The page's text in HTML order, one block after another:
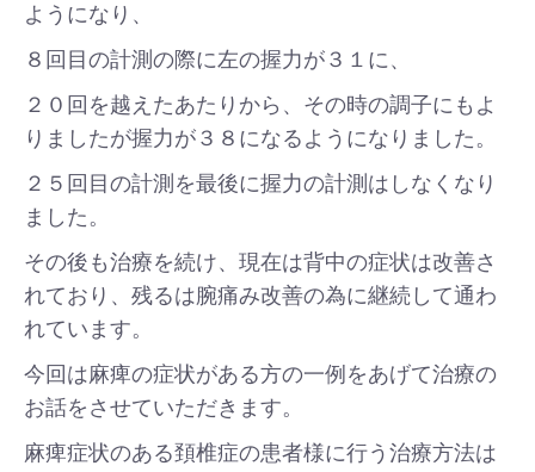
ようになり、
８回目の計測の際に左の握力が３１に、
２０回を越えたあたりから、その時の調子にもよ
りましたが握力が３８になるようになりました。
２５回目の計測を最後に握力の計測はしなくなり
ました。
その後も治療を続け、現在は背中の症状は改善さ
れており、残るは腕痛み改善の為に継続して通わ
れています。
今回は麻痺の症状がある方の一例をあげて治療の
お話をさせていただきます。
麻痺症状のある頚椎症の患者様に行う治療方法は